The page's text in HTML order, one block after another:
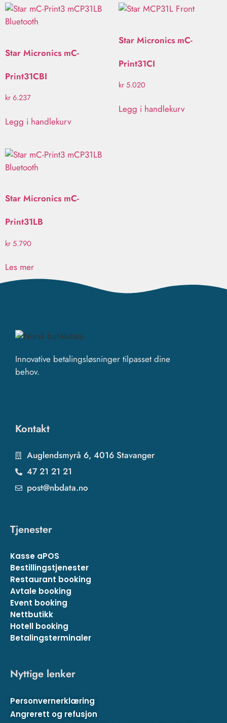
Star Micronics mC-
Print31CBI
kr6.237
Legg i handlekurv
Star Micronics mC-
Print31CI
kr5.020
Legg i handlekurv
Star Micronics mC-
Print31LB
kr5.790
Les mer
Innovative betalingsløsninger tilpasset dine
behov.
Kontakt
Auglendsmyrå 6, 4016 Stavanger
47 21 21 21
post@nbdata.no
Tjenester
Kasse aPOS
Bestillingstjenester
Restaurant booking
Avtale booking
Event booking
Nettbutikk
Hotell booking
Betalingsterminaler
Nyttige lenker
Personvernerklæring
Angrerett og refusjon